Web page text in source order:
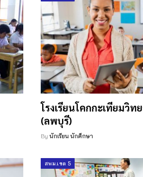
โรงเรียนโคกกะเทียมวิท
(ลพบุรี)
By นักเรียน นักศึกษา
สพม.เขต 5